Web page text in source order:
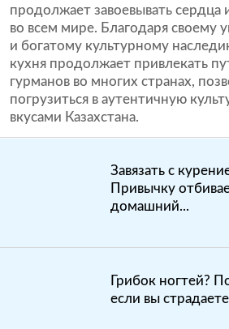
продолжает завоевывать
во всем мире. Благодаря своему
и богатому культурному
кухня продолжает привлекать
гурманов во многих странах,
погрузиться в аутентичную
вкусами Казахстана.
Завязать с
Привычку
домашний...
Грибок ногтей?
если вы